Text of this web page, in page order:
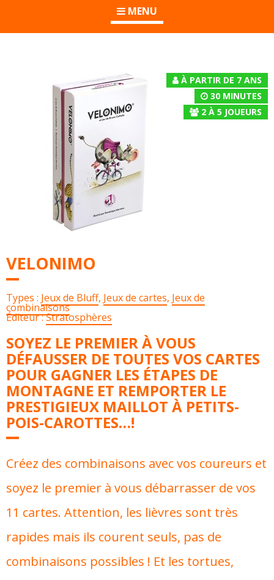
MENU
À PARTIR DE 7 ANS
30 MINUTES
2 À 5 JOUEURS
VELONIMO
Types : Jeux de Bluff, Jeux de cartes, Jeux de
combinaisons
Éditeur :Stratosphères
SOYEZ LE PREMIER À VOUS
DÉFAUSSER DE TOUTES VOS CARTES
POUR GAGNER LES ÉTAPES DE
MONTAGNE ET REMPORTER LE
PRESTIGIEUX MAILLOT À PETITS-
POIS-CAROTTES…!
Créez des combinaisons avec vos coureurs et
soyez le premier à vous débarrasser de vos
11 cartes. Attention, les lièvres sont très
rapides mais ils courent seuls, pas de
combinaisons possibles ! Et les tortues,